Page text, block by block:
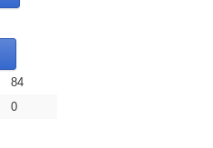
84
0